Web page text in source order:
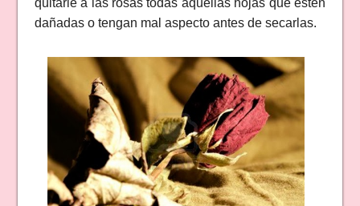
dañadas o tengan mal aspecto antes de secarlas.